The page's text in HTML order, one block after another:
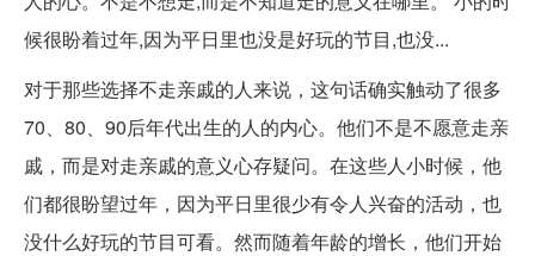
候很盼着过年,因为平日里也没是好玩的节目,也没...
对于那些选择不走亲戚的人来说，这句话确实触动了很多
70、80、90后年代出生的人的内心。他们不是不愿意走亲
戚，而是对走亲戚的意义心存疑问。在这些人小时候，他
们都很盼望过年，因为平日里很少有令人兴奋的活动，也
没什么好玩的节目可看。然而随着年龄的增长，他们开始